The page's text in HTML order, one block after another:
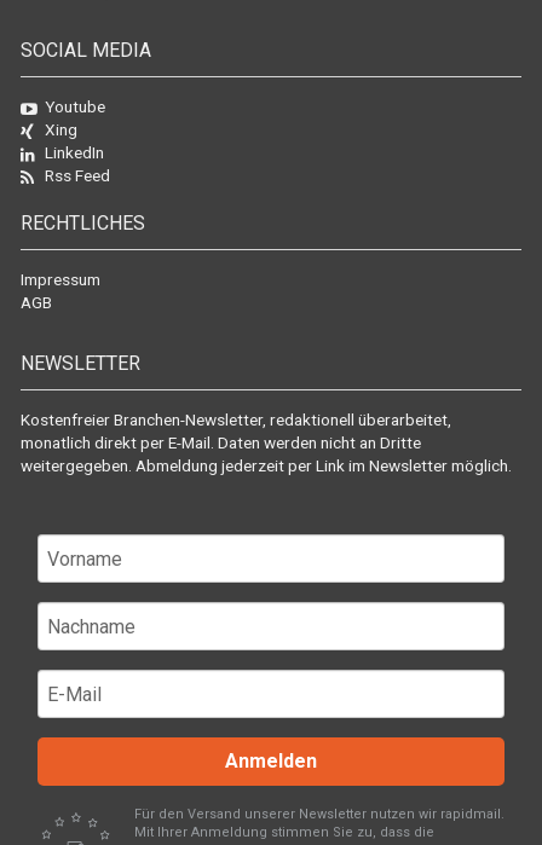
SOCIAL MEDIA
Youtube
Xing
LinkedIn
Rss Feed
RECHTLICHES
Impressum
AGB
NEWSLETTER
Kostenfreier Branchen-Newsletter, redaktionell überarbeitet,
monatlich direkt per E-Mail. Daten werden nicht an Dritte
weitergegeben. Abmeldung jederzeit per Link im Newsletter möglich.
Anmelden
Für den Versand unserer Newsletter nutzen wir rapidmail.
Mit Ihrer Anmeldung stimmen Sie zu, dass die